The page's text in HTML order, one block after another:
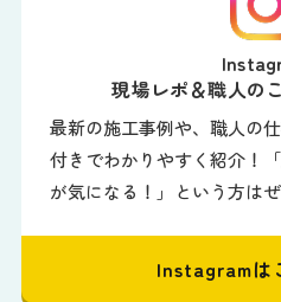
現場レポ＆職人の
最新の施工事例や、職人の
付きでわかりやすく紹介！
が気になる！」という方は
Instagramは